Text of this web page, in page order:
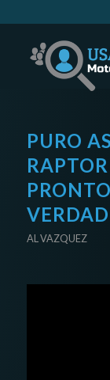
PURO
VERDAD
AL VAZQUEZ